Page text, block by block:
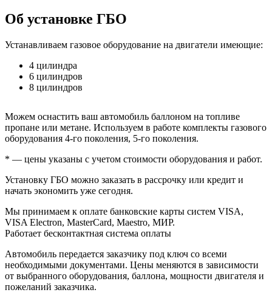
Об установке ГБО
Устанавливаем газовое оборудование на двигатели имеющие:
4 цилиндра
6 цилиндров
8 цилиндров
Можем оснастить ваш автомобиль баллоном на топливе
пропане или метане. Используем в работе комплекты газового
оборудования 4-го поколения, 5-го поколения.
* — цены указаны с учетом стоимости оборудования и работ.
Установку ГБО можно заказать в рассрочку или кредит и
начать экономить уже сегодня.
Мы принимаем к оплате банковские карты систем VISA,
VISA Electron, MasterCard, Maestro, МИР.
Работает бесконтактная система оплаты
Автомобиль передается заказчику под ключ со всеми
необходимыми документами. Цены меняются в зависимости
от выбранного оборудования, баллона, мощности двигателя и
пожеланий заказчика.